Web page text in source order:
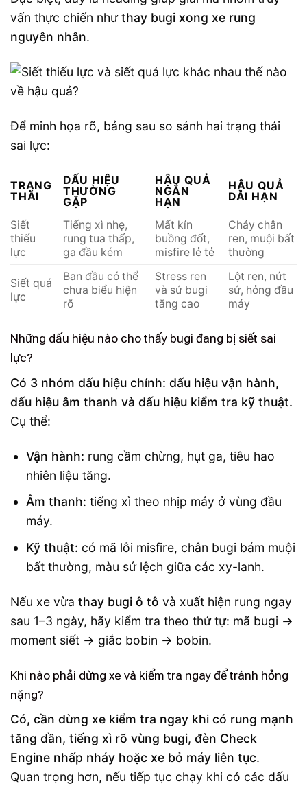
vấn thực chiến nhưthay bugi xong xe rung
nguyên nhân.
Để minh họa rõ, bảng sau so sánh hai trạng thái
sai lực:
TRẠNG
THÁI
DẤU HIỆU
THƯỜNG
GẶP
HẬU QUẢ
NGẮN
HẠN
HẬU QUẢ
DÀI HẠN
Siết
thiếu
lực
Tiếng xì nhẹ,
rung tua thấp,
ga đầu kém
Mất kín
buồng đốt,
misfire lẻ tẻ
Cháy chân
ren, muội bất
thường
Siết quá
lực
Ban đầu có thể
chưa biểu hiện
rõ
Stress ren
và sứ bugi
tăng cao
Lột ren, nứt
sứ, hỏng đầu
máy
Những dấu hiệu nào cho thấy bugi đang bị siết sai
lực?
Có 3 nhóm dấu hiệu chính: dấu hiệu vận hành,
dấu hiệu âm thanh và dấu hiệu kiểm tra kỹ thuật.
Cụ thể:
Vận hành: rung cầm chừng, hụt ga, tiêu hao
nhiên liệu tăng.
Âm thanh: tiếng xì theo nhịp máy ở vùng đầu
máy.
Kỹ thuật: có mã lỗi misfire, chân bugi bám muội
bất thường, màu sứ lệch giữa các xy-lanh.
Nếu xe vừa thay bugi ô tô và xuất hiện rung ngay
sau 1–3 ngày, hãy kiểm tra theo thứ tự: mã bugi →
moment siết → giắc bobin → bobin.
Khi nào phải dừng xe và kiểm tra ngay để tránh hỏng
nặng?
Có, cần dừng xe kiểm tra ngay khi có rung mạnh
tăng dần, tiếng xì rõ vùng bugi, đèn Check
Engine nhấp nháy hoặc xe bỏ máy liên tục.
Quan trọng hơn, nếu tiếp tục chạy khi có các dấu